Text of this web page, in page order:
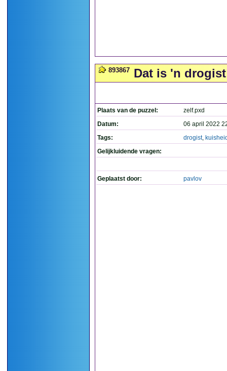
893867 Dat is 'n
Plaats van de puzzel:
zelf.pxd
Datum:
06 april 2022
Tags:
drogist,
Gelijkluidende vragen:
Geplaatst door: pavlov